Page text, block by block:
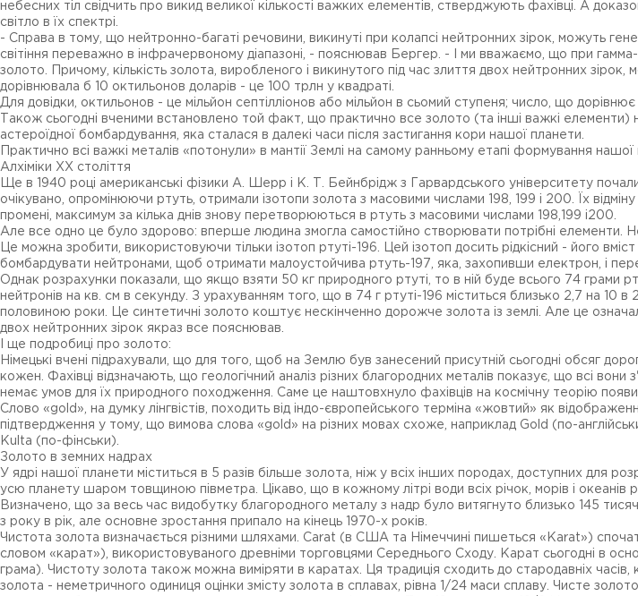
небесних тіл свідчить про викид великої кількості важких елементів, стверджують фахівці. А
світло в їх спектрі.
- Справа в тому, що нейтронно-багаті речовини, викинуті при колапсі нейтронних зірок, можуть
світіння переважно в інфрачервоному діапазоні, - пояснював Бергер. - І ми вважаємо, що при
золото. Причому, кількість золота, виробленого і викинутого під час злиття двох нейтронних
дорівнювала б 10 октильонов доларів - це 100 трлн у квадраті.
Для довідки, октильонов - це мільйон септілліонов або мільйон в сьомий ступеня; число, що
Також сьогодні вченими встановлено той факт, що практично все золото (та інші важкі
астероїдної бомбардування, яка сталася в далекі часи після застигання кори нашої планети.
Практично всі важкі металів «потонули» в мантії Землі на самому ранньому етапі формування
Алхіміки XX століття
Ще в 1940 році американські фізики А. Шерр і К. Т. Бейнбрідж з Гарвардського університету
очікувано, опромінюючи ртуть, отримали ізотопи золота з масовими числами 198, 199 і 200. Їх
промені, максимум за кілька днів знову перетворюються в ртуть з масовими числами 198,199 і200.
Але все одно це було здорово: вперше людина змогла самостійно створювати потрібні елементи.
Це можна зробити, використовуючи тільки ізотоп ртуті-196. Цей ізотоп досить рідкісний - його
бомбардувати нейтронами, щоб отримати малоустойчива ртуть-197, яка, захопивши електрон, і
Однак розрахунки показали, що якщо взяти 50 кг природного ртуті, то в ній буде всього 74 грами
нейтронів на кв. см в секунду. З урахуванням того, що в 74 г ртуті-196 міститься близько 2,7 на 10
половиною роки. Це синтетичні золото коштує нескінченно дорожче золота із землі. Але це
двох нейтронних зірок якраз все пояснював.
І ще подробиці про золото:
Німецькі вчені підрахували, що для того, щоб на Землю був занесений присутній сьогодні обсяг
кожен. Фахівці відзначають, що геологічний аналіз різних благородних металів показує, що всі
немає умов для їх природного походження. Саме це наштовхнуло фахівців на космічну теорію появи
Слово «gold», на думку лінгвістів, походить від індо-європейського терміна «жовтий» як
підтвердження у тому, що вимова слова «gold» на різних мовах схоже, наприклад Gold (по-
Kulta (по-фінськи).
Золото в земних надрах
У ядрі нашої планети міститься в 5 разів більше золота, ніж у всіх інших породах, доступних для
усю планету шаром товщиною півметра. Цікаво, що в кожному літрі води всіх річок, морів і океанів
Визначено, що за весь час видобутку благородного металу з надр було витягнуто близько 145
з року в рік, але основне зростання припало на кінець 1970-х років.
Чистота золота визначається різними шляхами. Carat (в США та Німеччині пишеться «Karat»)
словом «карат»), використовуваного древніми торговцями Середнього Сходу. Карат сьогодні в
грама). Чистоту золота також можна виміряти в каратах. Ця традиція сходить до стародавніх
золота - неметричного одиниця оцінки змісту золота в сплавах, рівна 1/24 маси сплаву. Чисте